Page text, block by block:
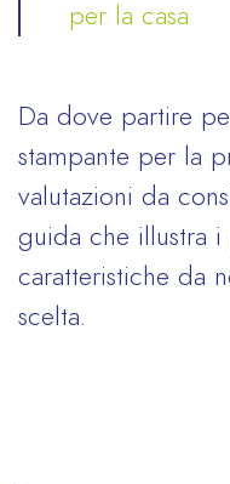
per la casa
Da dove partire
stampante per la
valutazioni da
guida che illustra i
caratteristiche da
scelta.